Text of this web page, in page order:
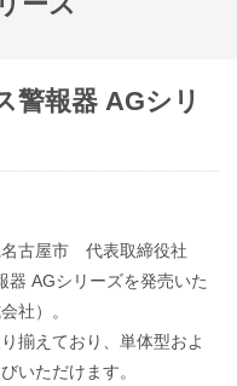
警報器 AGシリ
名古屋市 代表取締役社
AGシリーズを発売いた
社）。
揃えており、単体型およ
いただけます。